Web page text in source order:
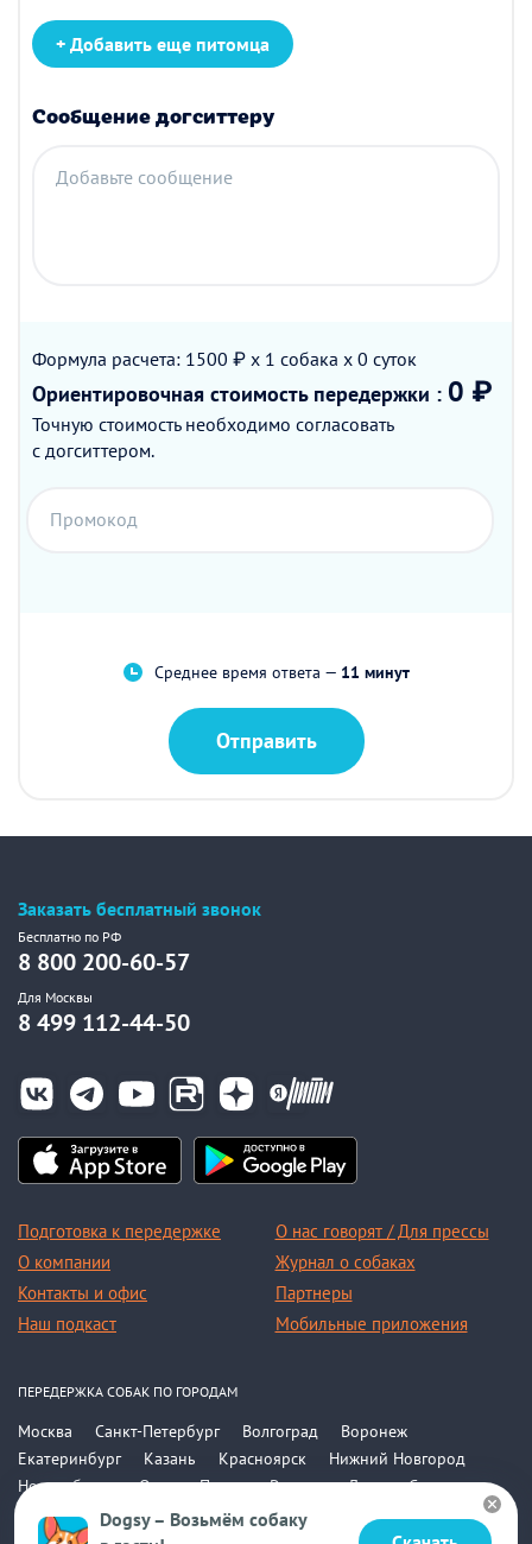
Dogsy – Возьмём собаку
+ Добавить еще питомца
Сообщение догситтеру
Добавьте сообщение
Формула расчета: 1500 ₽ x 1 собака x 0 суток
Ориентировочная стоимость передержки : 0 ₽
Точную стоимость необходимо согласовать
с догситтером.
Промокод
Среднее время ответа — 11 минут
Отправить
Заказать бесплатный звонок
Бесплатно по РФ
8 800 200-60-57
Для Москвы
8 499 112-44-50
Подготовка к передержке
О компании
Контакты и офис
Наш подкаст
О нас говорят / Для прессы
Журнал о собаках
Партнеры
Мобильные приложения
ПЕРЕДЕРЖКА СОБАК ПО ГОРОДАМ
Москва Санкт-Петербург Волгоград
Воронеж
Екатеринбург
Казань Красноярск
Нижний Новгород
Новосибирск
Омск Пермь Ростов-на-Дону
Самара
Саратов
Уфа Челябинск Все города